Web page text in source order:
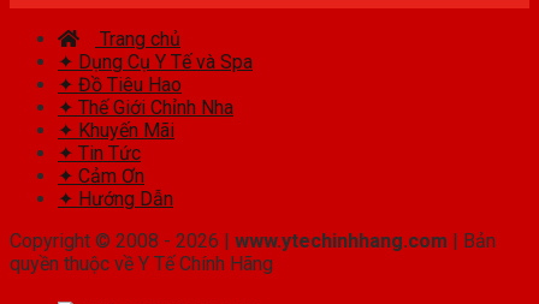
Trang chủ
✦ Dụng Cụ Y Tế và Spa
✦ Đồ Tiêu Hao
✦ Thế Giới Chỉnh Nha
✦ Khuyến Mãi
✦ Tin Tức
✦ Cảm Ơn
✦ Hướng Dẫn
Copyright © 2008 - 2026 |
www.ytechinhhang.com | Bản
quyền thuộc về Y Tế Chính Hãng